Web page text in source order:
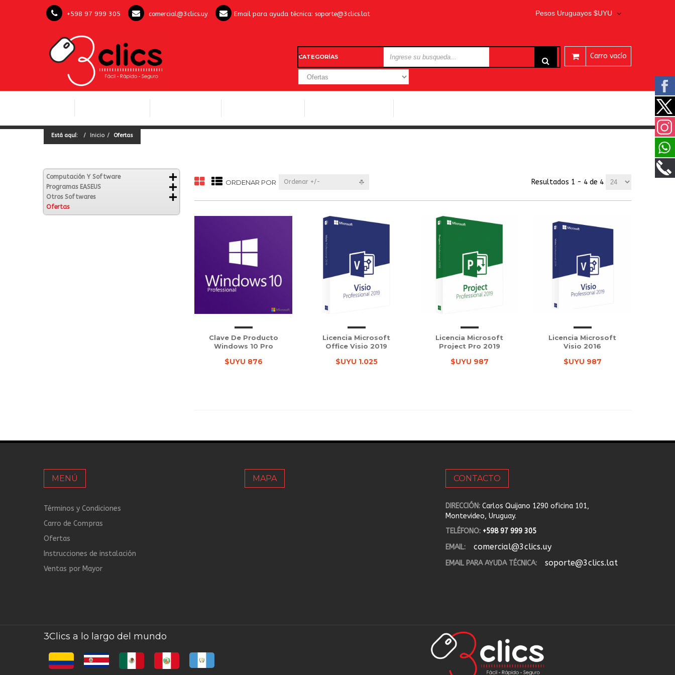
+598 97 999 305 comercial@3clics.uy Email para ayuda técnica: soporte@3clics.lat Pesos Uruguayos $UYU
Carro vacío
CATEGORÍAS
Está aquí: Inicio Ofertas
Computación Y Software
Programas EASEUS
Otros Softwares
Ofertas
ORDENAR POR Ordenar +/- Resultados 1 - 4 de 4
Clave De Producto
Windows 10 Pro
$UYU 876
Licencia Microsoft
Office Visio 2019
$UYU 1.025
Licencia Microsoft
Project Pro 2019
$UYU 987
Licencia Microsoft
Visio 2016
$UYU 987
MENÚ
Términos y Condiciones
Carro de Compras
Ofertas
Instrucciones de instalación
Ventas por Mayor
MAPA CONTACTO
DIRECCIÓN: Carlos Quijano 1290 oficina 101,
Montevideo, Uruguay.
TELÉFONO: +598 97 999 305
EMAIL:
comercial@3clics.uy
EMAIL PARA AYUDA TÉCNICA: soporte@3clics.lat
3Clics a lo largo del mundo